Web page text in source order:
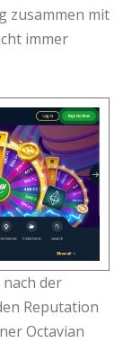
zusammen mit
immer
der
Reputation
Octavian